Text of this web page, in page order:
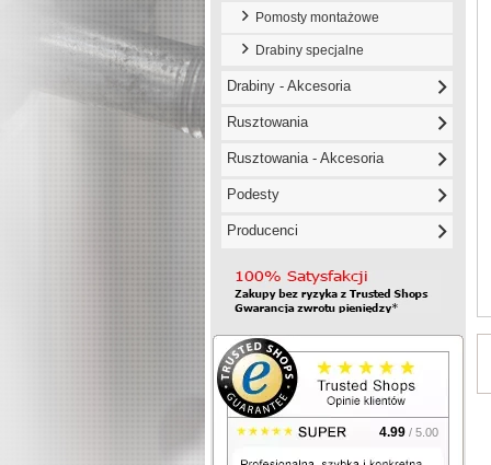
Pomosty montażowe
Drabiny specjalne
Drabiny - Akcesoria
Rusztowania
Rusztowania - Akcesoria
Podesty
Producenci
4.99 / 5.00